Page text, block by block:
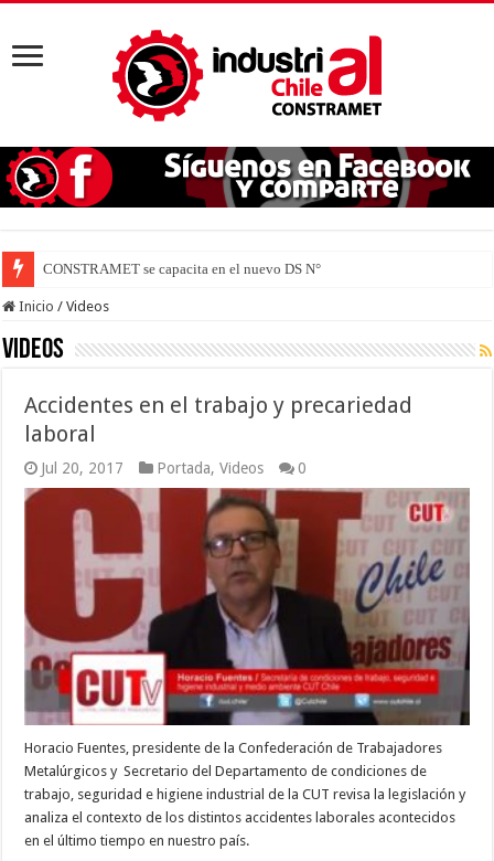
CONSTRAMET se capacita en el nuevo DS N° 44 para defender la
Inicio / Videos
Videos
Accidentes en el trabajo y precariedad
laboral
Jul 20, 2017 Portada,Videos 0
Horacio Fuentes, presidente de la Confederación de Trabajadores
Metalúrgicos y Secretario del Departamento de condiciones de
trabajo, seguridad e higiene industrial de la CUT revisa la legislación y
analiza el contexto de los distintos accidentes laborales acontecidos
en el último tiempo en nuestro país.